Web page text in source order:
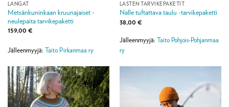
LANGAT
Metsänkuninkaan kruunajaiset -
neulepaita tarvikepaketti
159,00 €
Jälleenmyyjä: Taito Pirkanmaa ry
LASTEN TARVIKEPAKETIT
Nalle tuftattava taulu -tarvikepaketti
38,00 €
Jälleenmyyjä: Taito Pohjois-Pohjanmaa
ry